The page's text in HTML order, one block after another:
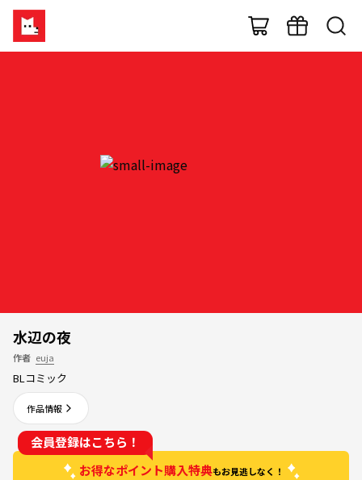
水辺の夜
作者 euja
BLコミック
作品情報
お得なポイント購入特典もお見逃しなく！
会員登録はこちら！